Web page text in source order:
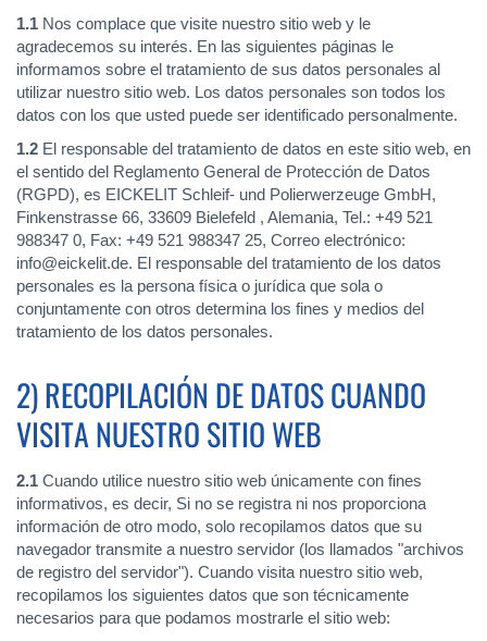
1.1 Nos complace que visite nuestro sitio web y le
agradecemos su interés. En las siguientes páginas le
informamos sobre el tratamiento de sus datos personales al
utilizar nuestro sitio web. Los datos personales son todos los
datos con los que usted puede ser identificado personalmente.
1.2 El responsable del tratamiento de datos en este sitio web, en
el sentido del Reglamento General de Protección de Datos
(RGPD), es EICKELIT Schleif- und Polierwerzeuge GmbH,
Finkenstrasse 66, 33609 Bielefeld , Alemania, Tel.: +49 521
988347 0, Fax: +49 521 988347 25, Correo electrónico:
info@eickelit.de. El responsable del tratamiento de los datos
personales es la persona física o jurídica que sola o
conjuntamente con otros determina los fines y medios del
tratamiento de los datos personales.
2) RECOPILACIÓN DE DATOS CUANDO
VISITA NUESTRO SITIO WEB
2.1 Cuando utilice nuestro sitio web únicamente con fines
informativos, es decir, Si no se registra ni nos proporciona
información de otro modo, solo recopilamos datos que su
navegador transmite a nuestro servidor (los llamados "archivos
de registro del servidor"). Cuando visita nuestro sitio web,
recopilamos los siguientes datos que son técnicamente
necesarios para que podamos mostrarle el sitio web: